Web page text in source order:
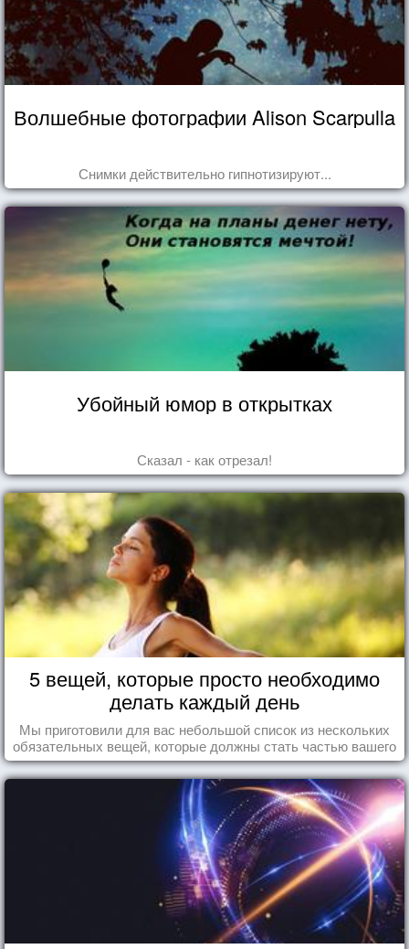
Волшебные фотографии Alison Scarpulla
Снимки действительно гипнотизируют...
Убойный юмор в открытках
Сказал - как отрезал!
5 вещей, которые просто необходимо
делать каждый день
Мы приготовили для вас небольшой список из нескольких
обязательных вещей, которые должны стать частью вашего
дня.